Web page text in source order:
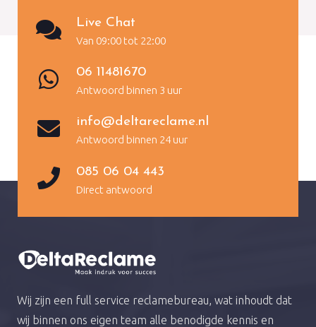
Live Chat
Van 09:00 tot 22:00
06 11481670
Antwoord binnen 3 uur
info@deltareclame.nl
Antwoord binnen 24 uur
085 06 04 443
Direct antwoord
Wij zijn een full service reclamebureau, wat inhoudt dat
wij binnen ons eigen team alle benodigde kennis en